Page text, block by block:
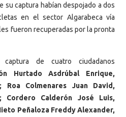
su captura habían despojado a dos
en el sector Algarabeca vía
fueron recuperadas por la pronta
de cuatro ciudadanos
Hurtado Asdrúbal Enrique,
Colmenares Juan David,
Cordero Calderón José Luis,
Peñaloza Freddy Alexander,